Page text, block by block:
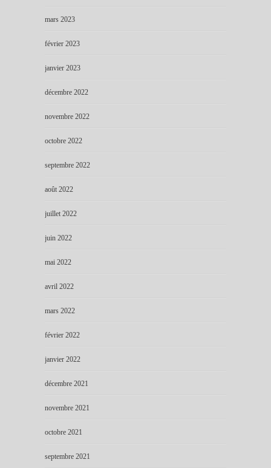
mars 2023
février 2023
janvier 2023
décembre 2022
novembre 2022
octobre 2022
septembre 2022
août 2022
juillet 2022
juin 2022
mai 2022
avril 2022
mars 2022
février 2022
janvier 2022
décembre 2021
novembre 2021
octobre 2021
septembre 2021